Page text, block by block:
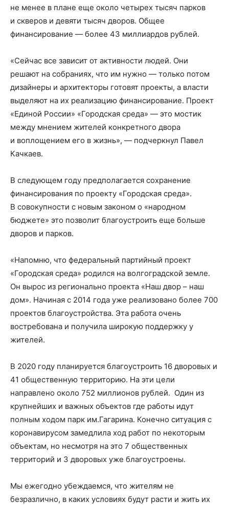
не менее в плане еще около четырех тысяч парков
и скверов и девяти тысяч дворов. Общее
финансирование — более 43 миллиардов рублей.
«Сейчас все зависит от активности людей. Они
решают на собраниях, что им нужно — только потом
дизайнеры и архитекторы готовят проекты, а власти
выделяют на их реализацию финансирование. Проект
«Единой России» «Городская среда» — это мостик
между мнением жителей конкретного двора
и воплощением его в жизнь», — подчеркнул Павел
Качкаев.
В следующем году предполагается сохранение
финансирования по проекту «Городская среда».
В совокупности с новым законом о «народном
бюджете» это позволит благоустроить еще больше
дворов и парков.
«Напомню, что федеральный партийный проект
«Городская среда» родился на волгоградской земле.
Он вырос из регионально проекта «Наш двор – наш
дом». Начиная с 2014 года уже реализовано более 700
проектов благоустройства. Эта работа очень
востребована и получила широкую поддержку у
жителей.
В 2020 году планируется благоустроить 16 дворовых и
41 общественную территорию. На эти цели
направлено около 752 миллионов рублей. Один из
крупнейших и важных объектов где работы идут
полным ходом парк им.Гагарина. Конечно ситуация с
коронавирусом замедлила ход работ по некоторым
объектам, но несмотря на это 7 общественных
территорий и 3 дворовых уже благоустроены.
Мы ежегодно убеждаемся, что жителям не
безразлично, в каких условиях будут расти и жить их